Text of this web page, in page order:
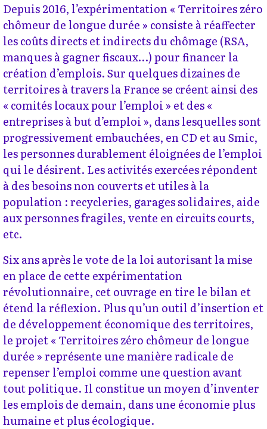
Depuis 2016, l’expérimentation « Territoires zéro
chômeur de longue durée » consiste à réaffecter
les coûts directs et indirects du chômage (RSA,
manques à gagner fiscaux…) pour financer la
création d’emplois. Sur quelques dizaines de
territoires à travers la France se créent ainsi des
« comités locaux pour l’emploi » et des «
entreprises à but d’emploi », dans lesquelles sont
progressivement embauchées, en CD et au Smic,
les personnes durablement éloignées de l’emploi
qui le désirent. Les activités exercées répondent
à des besoins non couverts et utiles à la
population : recycleries, garages solidaires, aide
aux personnes fragiles, vente en circuits courts,
etc.
Six ans après le vote de la loi autorisant la mise
en place de cette expérimentation
révolutionnaire, cet ouvrage en tire le bilan et
étend la réflexion. Plus qu’un outil d’insertion et
de développement économique des territoires,
le projet « Territoires zéro chômeur de longue
durée » représente une manière radicale de
repenser l’emploi comme une question avant
tout politique. Il constitue un moyen d’inventer
les emplois de demain, dans une économie plus
humaine et plus écologique.